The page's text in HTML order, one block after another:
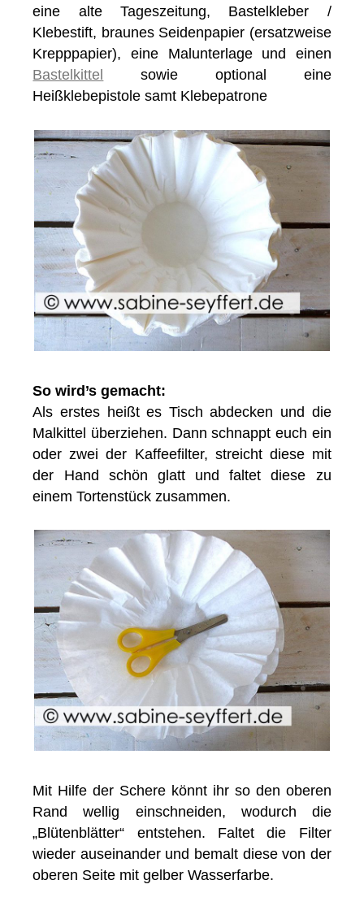
eine alte Tageszeitung, Bastelkleber /
Klebestift, braunes Seidenpapier (ersatzweise
Krepppapier), eine Malunterlage und einen
Bastelkittel
sowie optional eine
Heißklebepistole samt Klebepatrone
So wird’s gemacht:
Als erstes heißt es Tisch abdecken und die
Malkittel überziehen. Dann schnappt euch ein
oder zwei der Kaffeefilter, streicht diese mit
der Hand schön glatt und faltet diese zu
einem Tortenstück zusammen.
Mit Hilfe der Schere könnt ihr so den oberen
Rand wellig einschneiden, wodurch die
„Blütenblätter“ entstehen. Faltet die Filter
wieder auseinander und bemalt diese von der
oberen Seite mit gelber Wasserfarbe.